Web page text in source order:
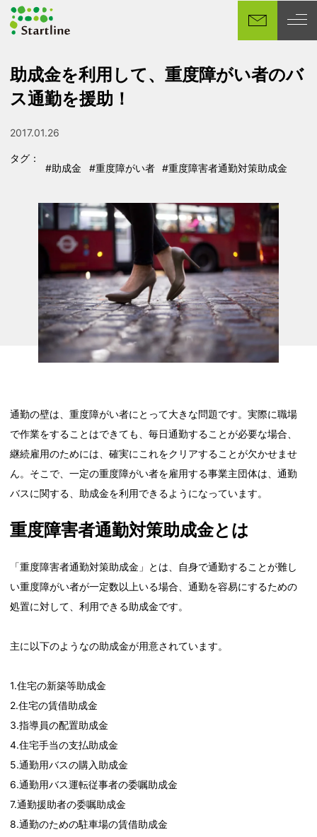
イ
ン助成金を利用して、重度障がい者のバ
ス通勤を援助！
投稿日
2017.01.26
タグ：
タグ
#助成金
タグ
#重度障がい者
タグ
#重度障害者通勤対策助成金
通勤の壁は、重度障がい者にとって大きな問題です。実際に職場
で作業をすることはできても、毎日通勤することが必要な場合、
継続雇用のためには、確実にこれをクリアすることが欠かせませ
ん。そこで、一定の重度障がい者を雇用する事業主団体は、通勤
バスに関する、助成金を利用できるようになっています。
重度障害者通勤対策助成金とは
「重度障害者通勤対策助成金」とは、自身で通勤することが難し
い重度障がい者が一定数以上いる場合、通勤を容易にするための
処置に対して、利用できる助成金です。
主に以下のようなの助成金が用意されています。
1.住宅の新築等助成金
2.住宅の賃借助成金
3.指導員の配置助成金
4.住宅手当の支払助成金
5.通勤用バスの購入助成金
6.通勤用バス運転従事者の委嘱助成金
7.通勤援助者の委嘱助成金
8.通勤のための駐車場の賃借助成金